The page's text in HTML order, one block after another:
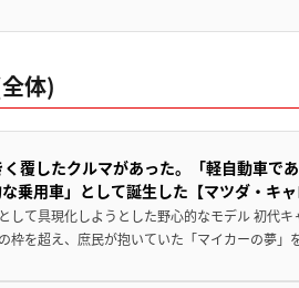
体)
覆したクルマがあった。「軽自動車で
乗用車」として誕生した【マツダ・キャ
して具現化しようとした野心的なモデル 初代
枠を超え、庶民が抱いていた「マイカーの夢」